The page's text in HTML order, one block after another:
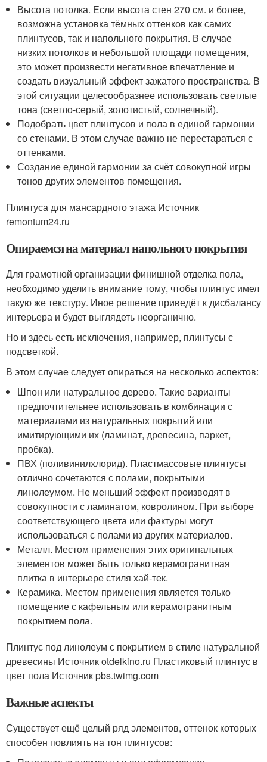
Высота потолка. Если высота стен 270 см. и более,
возможна установка тёмных оттенков как самих
плинтусов, так и напольного покрытия. В случае
низких потолков и небольшой площади помещения,
это может произвести негативное впечатление и
создать визуальный эффект зажатого пространства. В
этой ситуации целесообразнее использовать светлые
тона (светло-серый, золотистый, солнечный).
Подобрать цвет плинтусов и пола в единой гармонии
со стенами. В этом случае важно не перестараться с
оттенками.
Создание единой гармонии за счёт совокупной игры
тонов других элементов помещения.
Плинтуса для мансардного этажа Источник
remontum24.ru
Опираемся на материал напольного покрытия
Для грамотной организации финишной отделка пола,
необходимо уделить внимание тому, чтобы плинтус имел
такую же текстуру. Иное решение приведёт к дисбалансу
интерьера и будет выглядеть неорганично.
Но и здесь есть исключения, например, плинтусы с
подсветкой.
В этом случае следует опираться на несколько аспектов:
Шпон или натуральное дерево. Такие варианты
предпочтительнее использовать в комбинации с
материалами из натуральных покрытий или
имитирующими их (ламинат, древесина, паркет,
пробка).
ПВХ (поливинилхлорид). Пластмассовые плинтусы
отлично сочетаются с полами, покрытыми
линолеумом. Не меньший эффект производят в
совокупности с ламинатом, ковролином. При выборе
соответствующего цвета или фактуры могут
использоваться с полами из других материалов.
Металл. Местом применения этих оригинальных
элементов может быть только керамогранитная
плитка в интерьере стиля хай-тек.
Керамика. Местом применения является только
помещение с кафельным или керамогранитным
покрытием пола.
Плинтус под линолеум с покрытием в стиле натуральной
древесины Источник otdelkino.ru Пластиковый плинтус в
цвет пола Источник pbs.twimg.com
Важные аспекты
Существует ещё целый ряд элементов, оттенок которых
способен повлиять на тон плинтусов: